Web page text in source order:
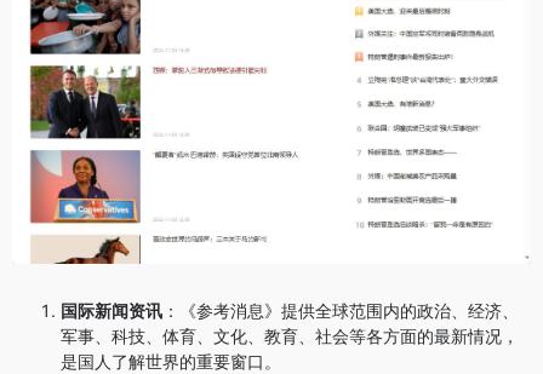
国际新闻资讯 ：《参考消息》提供全球范围内的政治、经济、
军事、科技、体育、文化、教育、社会等各方面的最新情况，
是国人了解世界的重要窗口。